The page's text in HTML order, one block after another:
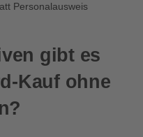
Personalausweis
gibt es
Kauf ohne